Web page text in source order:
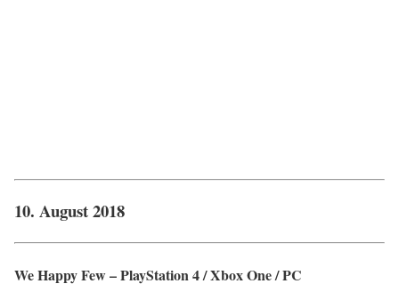
10. August 2018
We Happy Few – PlayStation 4 / Xbox One / PC